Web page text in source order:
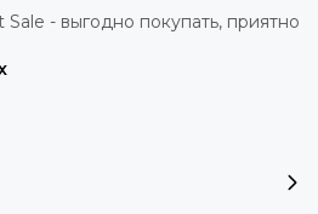
- выгодно покупать, приятно